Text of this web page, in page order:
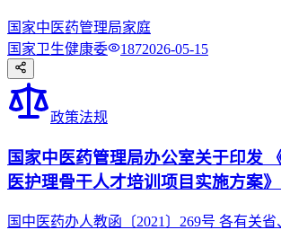
国家中医药管理局家庭
国家卫生健康委
1872026-05-15
政策法规
国家中医药管理局办公室关于印发
医护理骨干人才培训项目实施方案
国中医药办人教函〔2021〕269号 各有关